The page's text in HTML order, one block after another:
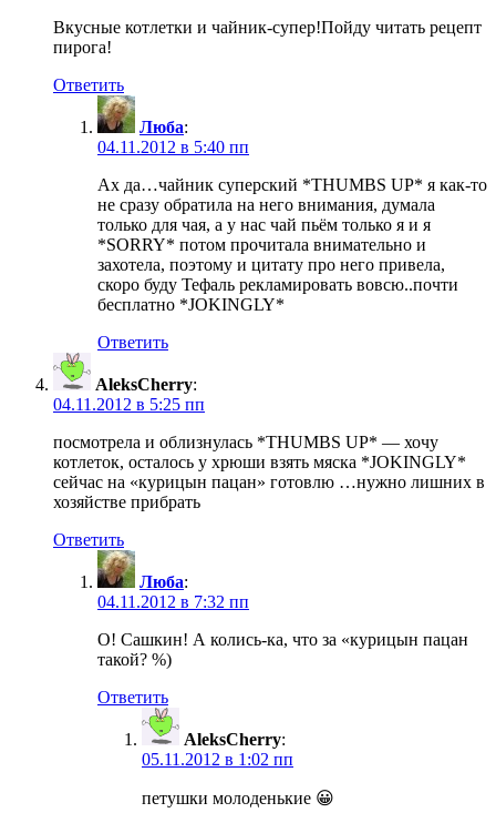
Вкусные котлетки и чайник-супер!Пойду читать рецепт
пирога!
Ответить
Люба:
04.11.2012 в 5:40 пп
Ах да…чайник суперский *THUMBS UP* я как-то
не сразу обратила на него внимания, думала
только для чая, а у нас чай пьём только я и я
*SORRY* потом прочитала внимательно и
захотела, поэтому и цитату про него привела,
скоро буду Тефаль рекламировать вовсю..почти
бесплатно *JOKINGLY*
Ответить
AleksCherry:
04.11.2012 в 5:25 пп
посмотрела и облизнулась *THUMBS UP* — хочу
котлеток, осталось у хрюши взять мяска *JOKINGLY*
сейчас на «курицын пацан» готовлю …нужно лишних в
хозяйстве прибрать
Ответить
Люба:
04.11.2012 в 7:32 пп
О! Сашкин! А колись-ка, что за «курицын пацан
такой? %)
Ответить
AleksCherry:
05.11.2012 в 1:02 пп
петушки молоденькие 😀